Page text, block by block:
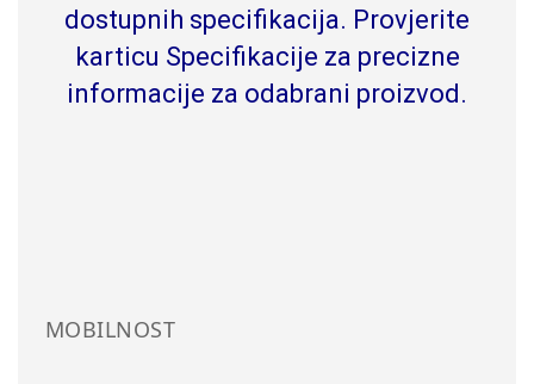
dostupnih specifikacija. Provjerite
karticu Specifikacije za precizne
informacije za odabrani proizvod.
MOBILNOST